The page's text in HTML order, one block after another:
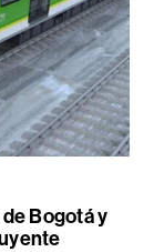
Bogotá y